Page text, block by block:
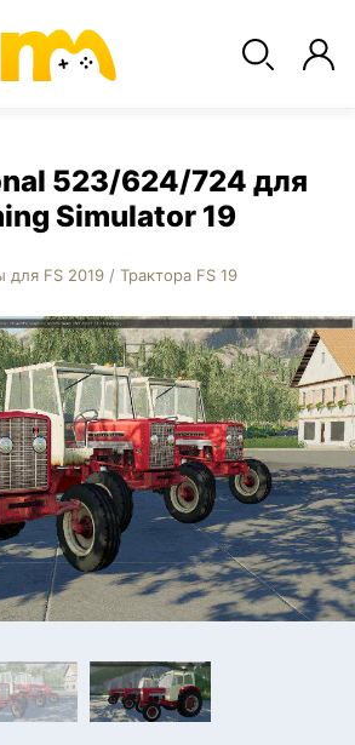
523/624/724 для
Simulator 19
для FS 2019 / Трактора FS 19